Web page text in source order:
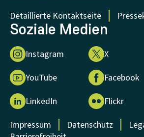
Detaillierte Kontaktseite
Soziale Medien
Instagram X
YouTube Facebook
LinkedIn Flickr
Impressum Datenschutz